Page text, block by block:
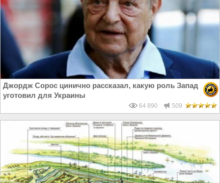
Джордж Сорос цинично рассказал, какую роль Запад
уготовил для Украины
64 890 509